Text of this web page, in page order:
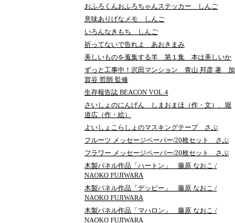
おふろくんおふろちゃんステッカー しんご
意味ありげなメモ しんご
いろんなきもち しんご
祈ってないで告れよ あおきまみ
美しいものを蒐集する羊 第１集 本は美しいか
ずっと工事中！沢田マンション 青山 邦彦 著 加
賀谷 哲朗 監修
生存報告誌 BEACON VOL.4
さいしょのにんげん しまおまほ（作・文）、堀
道広（作・絵）
よいしょこらしょのマスキングテープ さぶ
フルーツ メッセージペーパー/20枚セット さぶ
フラワー メッセージペーパー/20枚セット さぶ
木製パネル作品「ハートン」 藤原 なおこ /
NAOKO FUJIWARA
木製パネル作品「デッピー」 藤原 なおこ /
NAOKO FUJIWARA
木製パネル作品「マハロン」 藤原 なおこ /
NAOKO FUJIWARA